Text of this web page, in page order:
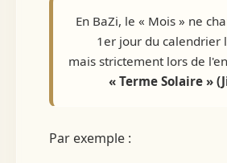
En BaZi, le « Mois » ne
1er jour du calendrier
mais strictement lors de
« Terme Solaire »
Par exemple :